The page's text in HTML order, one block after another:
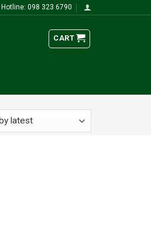
Hotline: 098 323 6790
CART